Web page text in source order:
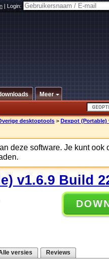
|Login:
Meer
desktoptools > Dexpot (Portable)
deze software. Je kunt ook
v1.6.9 Build
versies Reviews